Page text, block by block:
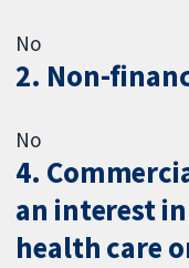
No
2. Non-
No
4.
an interest
health care